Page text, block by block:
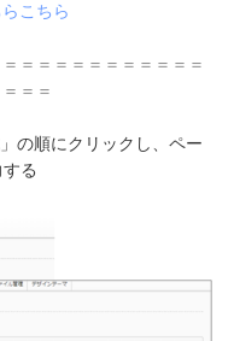
こちら
＝＝＝＝＝＝＝＝＝＝＝
＝＝
の順にクリックし、ペー
る